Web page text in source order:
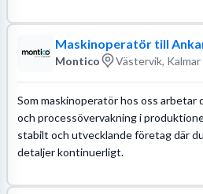
Maskinoperatör till
Montico Västervik, Kalmar
Som maskinoperatör hos oss
och processövervakning i
stabilt och utvecklande företag där
detaljer kontinuerligt.